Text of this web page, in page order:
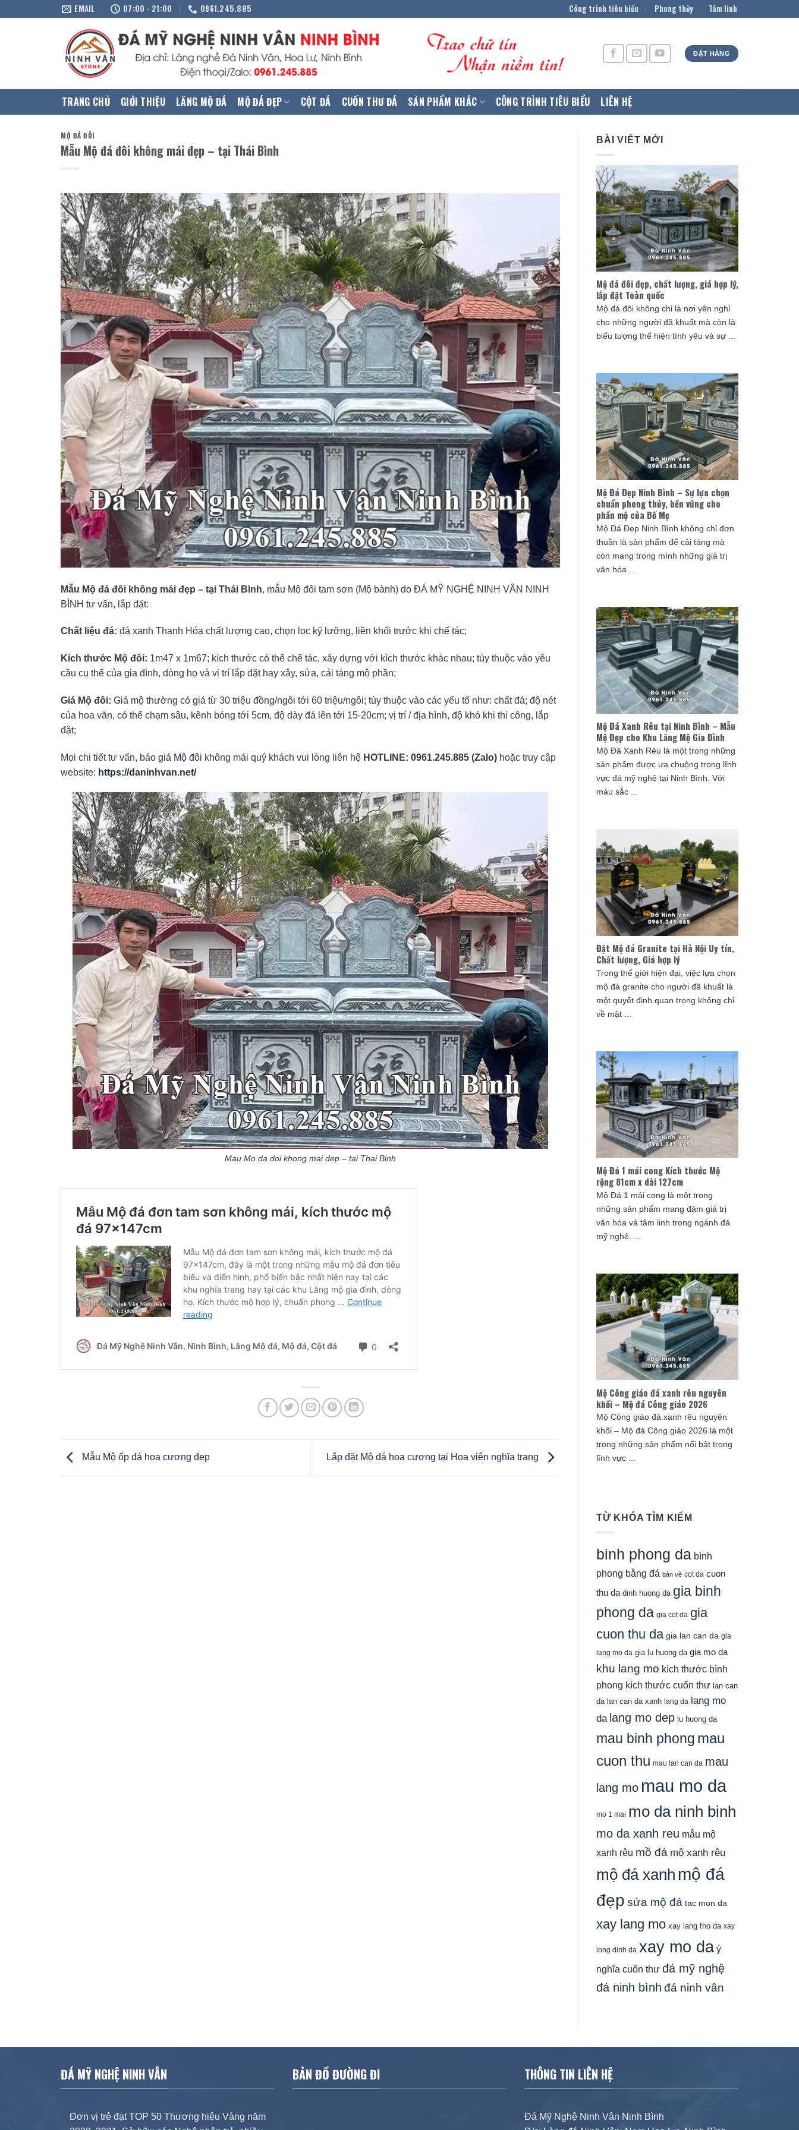
EMAIL 07:00 - 21:00 0961.245.885 Công trình tiêu biểu Phong thủy Tâm linh
ĐẶT HÀNG
TRANG CHỦ GIỚI THIỆU LĂNG MỘ ĐÁ MỘ ĐÁ ĐẸP CỘT ĐÁ CUỐN THƯ ĐÁ SẢN PHẨM KHÁC CÔNG TRÌNH TIÊU BIỂU LIÊN HỆ
MỘ ĐÁ ĐÔI
Mẫu Mộ đá đôi không mái đẹp – tại Thái Bình
Mẫu Mộ đá đôi không mái đẹp – tại Thái Bình, mẫu Mộ đôi tam sơn (Mộ bành) do ĐÁ MỸ NGHỆ NINH VÂN NINH
BÌNH tư vấn, lắp đặt:
Chất liệu đá: đá xanh Thanh Hóa chất lượng cao, chọn lọc kỹ lưỡng, liền khối trước khi chế tác;
Kích thước Mộ đôi: 1m47 x 1m67; kích thước có thể chế tác, xây dựng với kích thước khác nhau; tùy thuộc vào yêu
cầu cụ thể của gia đình, dòng họ và vị trí lắp đặt hay xây, sửa, cải táng mộ phần;
Giá Mộ đôi: Giá mộ thường có giá từ 30 triệu đồng/ngôi tới 60 triệu/ngôi; tùy thuộc vào các yếu tố như: chất đá; độ nét
của hoa văn, có thể chạm sâu, kênh bóng tới 5cm, độ dày đá lên tới 15-20cm; vị trí / địa hình, độ khó khi thi công, lắp
đặt;
Mọi chi tiết tư vấn, báo giá Mộ đôi không mái quý khách vui lòng liên hệ HOTLINE: 0961.245.885 (Zalo) hoặc truy cập
website: https://daninhvan.net/
Mau Mo da doi khong mai dep – tai Thai Binh
Mẫu Mộ ốp đá hoa cương đẹp Lắp đặt Mộ đá hoa cương tại Hoa viên nghĩa trang
BÀI VIẾT MỚI
Mộ đá đôi đẹp, chất lượng, giá hợp lý,
lắp đặt Toàn quốc
Mộ đá đôi không chỉ là nơi yên nghỉ
cho những người đã khuất mà còn là
biểu tượng thể hiện tình yêu và sự ...
Mộ Đá Đẹp Ninh Bình – Sự lựa chọn
chuẩn phong thủy, bền vững cho
phần mộ của Bố Mẹ
Mộ Đá Đẹp Ninh Bình không chỉ đơn
thuần là sản phẩm để cải táng mà
còn mang trong mình những giá trị
văn hóa ...
Mộ Đá Xanh Rêu tại Ninh Bình – Mẫu
Mộ Đẹp cho Khu Lăng Mộ Gia Đình
Mộ Đá Xanh Rêu là một trong những
sản phẩm được ưa chuộng trong lĩnh
vực đá mỹ nghệ tại Ninh Bình. Với
màu sắc ...
Đặt Mộ đá Granite tại Hà Nội Uy tín,
Chất lượng, Giá hợp lý
Trong thế giới hiện đại, việc lựa chọn
mộ đá granite cho người đã khuất là
một quyết định quan trọng không chỉ
về mặt ...
Mộ Đá 1 mái cong Kích thước Mộ
rộng 81cm x dài 127cm
Mộ Đá 1 mái cong là một trong
những sản phẩm mang đậm giá trị
văn hóa và tâm linh trong ngành đá
mỹ nghệ. ...
Mộ Công giáo đá xanh rêu nguyên
khối – Mộ đá Công giáo 2026
Mộ Công giáo đá xanh rêu nguyên
khối – Mộ đá Công giáo 2026 là một
trong những sản phẩm nổi bật trong
lĩnh vực ...
TỪ KHÓA TÌM KIẾM
binh phong da bình
phong bằng đá bản vẽ cot da cuon
thu da dinh huong da gia binh
phong da gia cot da gia
cuon thu da gia lan can da gia
lang mo da gia lu huong da gia mo da
khu lang mo kích thước bình
phong kích thước cuốn thư lan can
da lan can da xanh lang da lang mo
da lang mo dep lu huong da
mau binh phong mau
cuon thu mau lan can da mau
lang mo mau mo da
mo 1 mai mo da ninh binh
mo da xanh reu mẫu mộ
xanh rêu mồ đá mộ xanh rêu
mộ đá xanh mộ đá
đẹp sửa mộ đá tac mon da
xay lang mo xay lang tho da xay
long dinh da xay mo da ý
nghĩa cuốn thư đá mỹ nghệ
đá ninh bình đá ninh vân
ĐÁ MỸ NGHỆ NINH VÂN
Đơn vị trẻ đạt TOP 50 Thương hiệu Vàng năm
BẢN ĐỒ ĐƯỜNG ĐI THÔNG TIN LIÊN HỆ
Đá Mỹ Nghệ Ninh Vân Ninh Bình